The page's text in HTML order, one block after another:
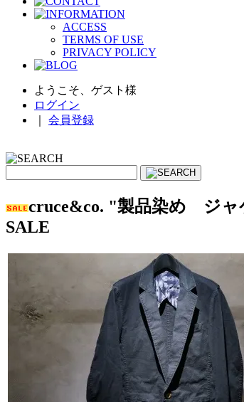
ACCESS
TERMS OF USE
PRIVACY POLICY
ようこそ、ゲスト様
ログイン
会員登録
cruce&co. "製品染め ジャ
SALE